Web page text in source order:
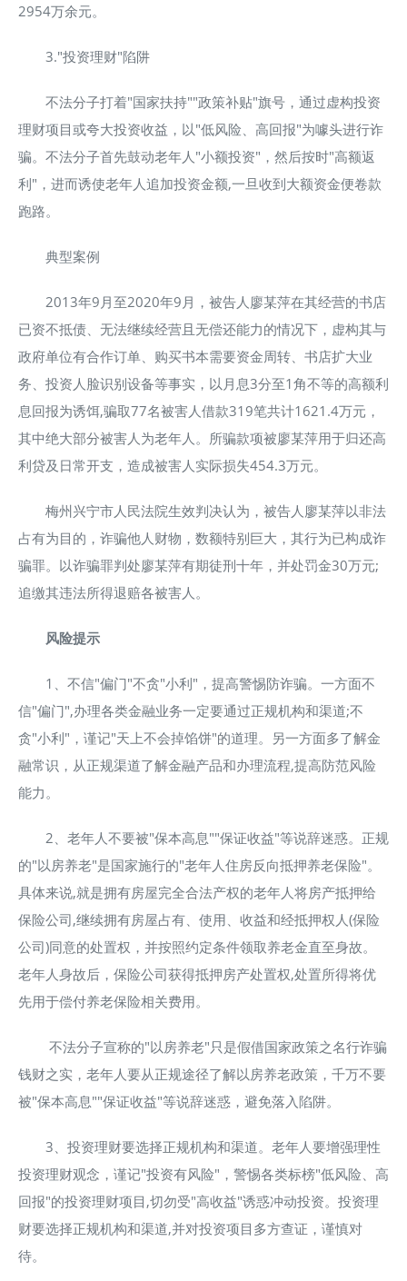
2954万余元。
3."投资理财"陷阱
不法分子打着"国家扶持""政策补贴"旗号，通过虚构投资
理财项目或夸大投资收益，以"低风险、高回报"为噱头进行诈
骗。不法分子首先鼓动老年人"小额投资"，然后按时"高额返
利"，进而诱使老年人追加投资金额,一旦收到大额资金便卷款
跑路。
典型案例
2013年9月至2020年9月，被告人廖某萍在其经营的书店
已资不抵债、无法继续经营且无偿还能力的情况下，虚构其与
政府单位有合作订单、购买书本需要资金周转、书店扩大业
务、投资人脸识别设备等事实，以月息3分至1角不等的高额利
息回报为诱饵,骗取77名被害人借款319笔共计1621.4万元，
其中绝大部分被害人为老年人。所骗款项被廖某萍用于归还高
利贷及日常开支，造成被害人实际损失454.3万元。
梅州兴宁市人民法院生效判决认为，被告人廖某萍以非法
占有为目的，诈骗他人财物，数额特别巨大，其行为已构成诈
骗罪。以诈骗罪判处廖某萍有期徒刑十年，并处罚金30万元;
追缴其违法所得退赔各被害人。
风险提示
1、不信"偏门"不贪"小利"，提高警惕防诈骗。一方面不
信"偏门",办理各类金融业务一定要通过正规机构和渠道;不
贪"小利"，谨记"天上不会掉馅饼"的道理。另一方面多了解金
融常识，从正规渠道了解金融产品和办理流程,提高防范风险
能力。
2、老年人不要被"保本高息""保证收益"等说辞迷惑。正规
的"以房养老"是国家施行的"老年人住房反向抵押养老保险"。
具体来说,就是拥有房屋完全合法产权的老年人将房产抵押给
保险公司,继续拥有房屋占有、使用、收益和经抵押权人(保险
公司)同意的处置权，并按照约定条件领取养老金直至身故。
老年人身故后，保险公司获得抵押房产处置权,处置所得将优
先用于偿付养老保险相关费用。
不法分子宣称的"以房养老"只是假借国家政策之名行诈骗
钱财之实，老年人要从正规途径了解以房养老政策，千万不要
被"保本高息""保证收益"等说辞迷惑，避免落入陷阱。
3、投资理财要选择正规机构和渠道。老年人要增强理性
投资理财观念，谨记"投资有风险"，警惕各类标榜"低风险、高
回报"的投资理财项目,切勿受"高收益"诱惑冲动投资。投资理
财要选择正规机构和渠道,并对投资项目多方查证，谨慎对
待。